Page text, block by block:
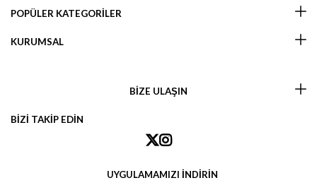
POPÜLER KATEGORİLER
KURUMSAL
BİZE ULAŞIN
BİZİ TAKİP EDİN
UYGULAMAMIZI İNDİRİN